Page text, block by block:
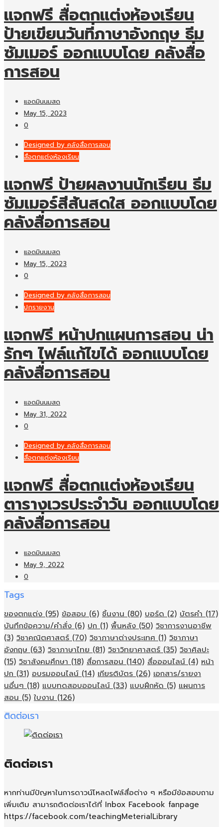
แจกฟรี สื่อตกแต่งห้องเรียน
ป้ายเขียนวันที่ภาษาอังกฤษ ธีม
ซัมเมอร์ ออกแบบโดย คลังสื่อ
การสอน
แอดมินนมสด
May 15, 2023
0
Designed by คลังสื่อการสอน
สื่อตกแต่งห้องเรียน
แจกฟรี ป้ายผลงานนักเรียน ธีม
ซัมเมอร์สีสันสดใส ออกแบบโดย
คลังสื่อการสอน
แอดมินนมสด
May 15, 2023
0
Designed by คลังสื่อการสอน
ปกรายงาน
แจกฟรี หน้าปกแผนการสอน น่า
รักๆ ไฟล์แก้ไขได้ ออกแบบโดย
คลังสื่อการสอน
แอดมินนมสด
May 31, 2022
0
Designed by คลังสื่อการสอน
สื่อตกแต่งห้องเรียน
แจกฟรี สื่อตกแต่งห้องเรียน
ตารางเวรประจำวัน ออกแบบโดย
คลังสื่อการสอน
แอดมินนมสด
May 9, 2022
0
Tags
ของตกแต่ง (95) ข้อสอบ (6) ชิ้นงาน (80) บอร์ด (2) บัตรคำ (17)
บันทึกข้อความ/คำสั่ง (6) ปก (1) พื้นหลัง (50) วิชาการงานอาชีพ
(3) วิชาคณิตศาสตร์ (70) วิชาภาษาต่างประเทศ (1) วิชาภาษา
อังกฤษ (63) วิชาภาษาไทย (81) วิชาวิทยาศาสตร์ (35) วิชาศิลปะ
(15) วิชาสังคมศึกษา (18) สื่อการสอน (140) สื่อออนไลน์ (4) หน้า
ปก (31) อบรมออนไลน์ (14) เกียรติบัตร (26) เอกสาร/รายงา
นอื่นๆ (18) แบบทดสอบออนไลน์ (33) แบบฝึกหัด (5) แผนการ
สอน (5) ใบงาน (126)
ติดต่อเรา
ติดต่อเรา
หากท่านมีปัญหาในการดาวน์โหลดไฟล์สื่อต่าง ๆ หรือมีข้อสอบถาม
เพิ่มเติม สามารถติดต่อเราได้ที่ Inbox Facebook fanpage
https://facebook.com/teachingMeterialLibrary